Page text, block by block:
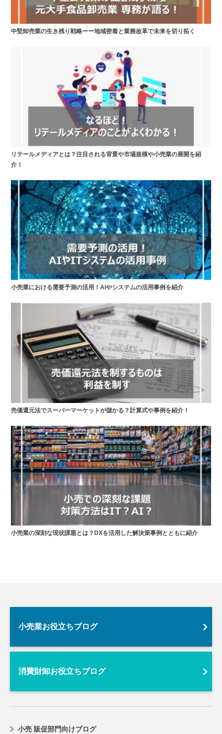
中堅卸売業の生き残り戦略ーー地域密着と業務改革で未来を切り拓く
リテールメディアとは？注目される背景や市場規模や小売業の展開を紹
介！
小売業における需要予測の活用！AIやシステムの活用事例を紹介
売価還元法でスーパーマーケットが儲かる？計算式や事例を紹介！
小売業の深刻な現状課題とは？DXを活用した解決策事例とともに紹介
小売業お役立ちブログ
消費財卸お役立ちブログ
小売 販促部門向けブログ